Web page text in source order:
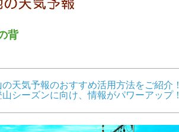
背
天気予報のおすすめ活用方法をご紹介！
シーズンに向け、情報がパワーアップ！